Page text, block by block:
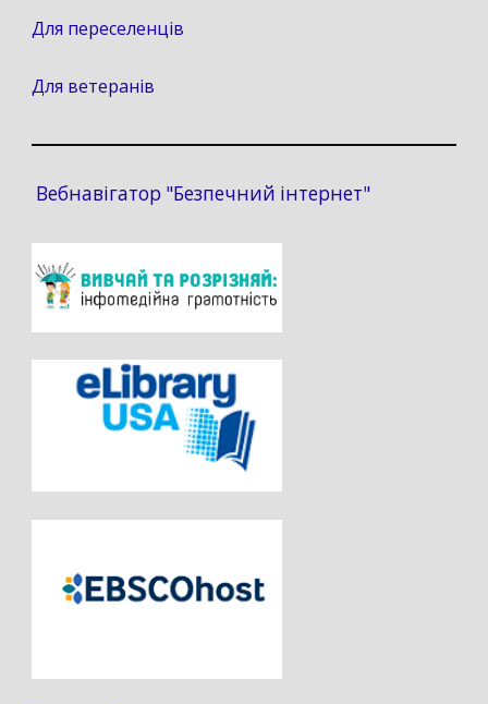
Для переселенців
Для ветеранів
Вебнавігатор "Безпечний інтернет"